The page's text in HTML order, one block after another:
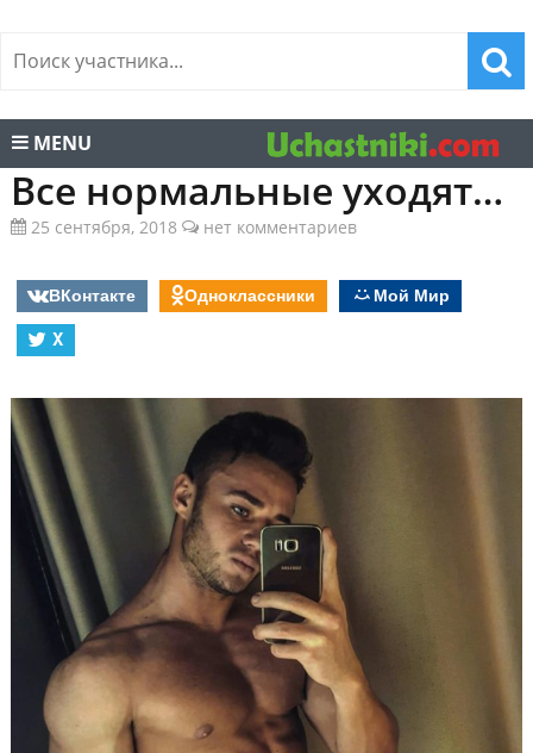
MENU
Все нормальные уходят…
25 сентября, 2018 нет комментариев
ВКонтакте Одноклассники
Мой Мир
X